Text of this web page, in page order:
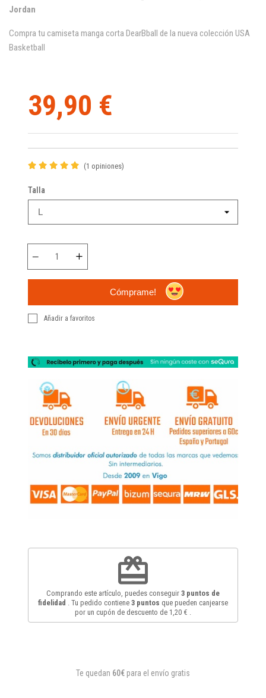
Jordan
Compra tu camiseta manga corta DearBball de la nueva colección USA
Basketball
39,90 €
(1 opiniones)
Talla
Cómprame!
Añadir a favoritos
redeem
Comprando este artículo, puedes conseguir 3 puntos de
fidelidad
. Tu pedido contiene 3 puntos que pueden canjearse
por un cupón de descuento de 1,20 €
Te quedan 60€ para el envío gratis